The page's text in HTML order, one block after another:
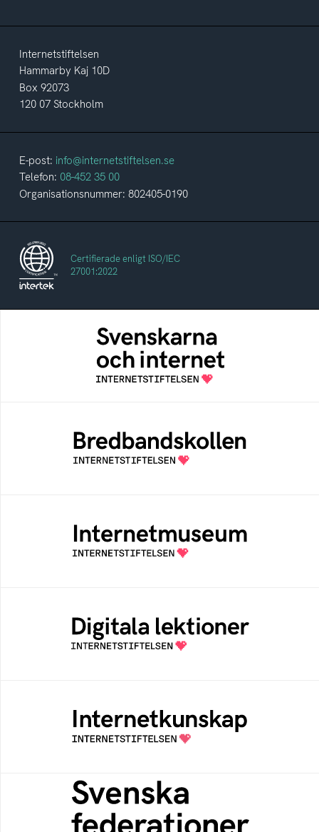
Internetstiftelsen
Hammarby Kaj 10D
Box 92073
120 07 Stockholm
E-post: info@internetstiftelsen.se
Telefon: 08-452 35 00
Organisationsnummer: 802405-0190
Certifierade enligt ISO/IEC
27001:2022
Svenskarna och internet
En årlig studie av svenska folkets
internetvanor
Bredbandskollen är ett oberoende
konsumentverktyg som drivs av
Internetstiftelsen
Ett digitalt museum som byggts, och kureras
av Internetstiftelsen
Öppen digital lärresurs med färdiga lektioner
för alla stadier i grundskolan
Samlad kunskap som hjälper dig att bli en
säker och medveten internetanvändare
Svenska federationer
Grunden för medlemskap i en sektors- eller
kontextspecifik federation